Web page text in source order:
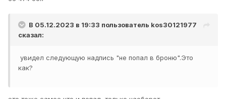
В 05.12.2023 в 19:33 пользователь kos30121977
сказал:
увидел следующую надпись "не попал в броню".Это
как?